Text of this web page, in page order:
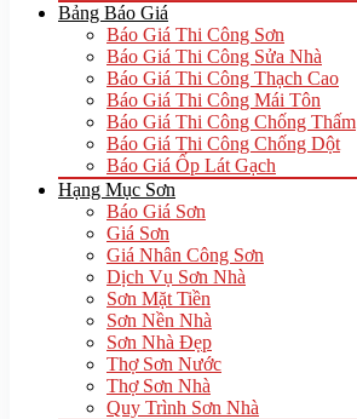
Bảng Báo Giá
Báo Giá Thi Công Sơn
Báo Giá Thi Công Sửa Nhà
Báo Giá Thi Công Thạch Cao
Báo Giá Thi Công Mái Tôn
Báo Giá Thi Công Chống Thấm
Báo Giá Thi Công Chống Dột
Báo Giá Ốp Lát Gạch
Hạng Mục Sơn
Báo Giá Sơn
Giá Sơn
Giá Nhân Công Sơn
Dịch Vụ Sơn Nhà
Sơn Mặt Tiền
Sơn Nền Nhà
Sơn Nhà Đẹp
Thợ Sơn Nước
Thợ Sơn Nhà
Quy Trình Sơn Nhà